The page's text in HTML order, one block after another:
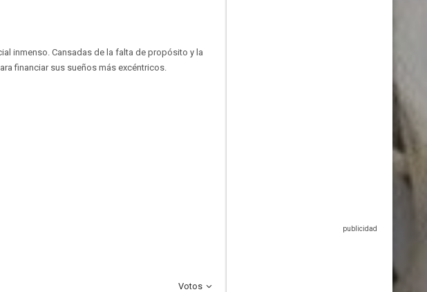
inmenso. Cansadas de la falta de propósito y la
financiar sus sueños más excéntricos.
Votos